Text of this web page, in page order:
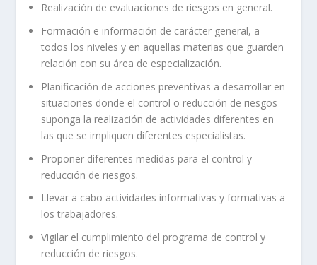
Realización de evaluaciones de riesgos en general.
Formación e información de carácter general, a
todos los niveles y en aquellas materias que guarden
relación con su área de especialización.
Planificación de acciones preventivas a desarrollar en
situaciones donde el control o reducción de riesgos
suponga la realización de actividades diferentes en
las que se impliquen diferentes especialistas.
Proponer diferentes medidas para el control y
reducción de riesgos.
Llevar a cabo actividades informativas y formativas a
los trabajadores.
Vigilar el cumplimiento del programa de control y
reducción de riesgos.